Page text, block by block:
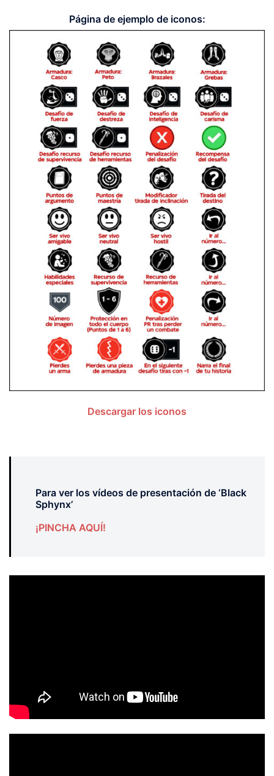
Página de ejemplo de iconos:
Descargar los iconos
Para ver los vídeos de presentación de ‘Black
Sphynx’
¡PINCHA AQUÍ!